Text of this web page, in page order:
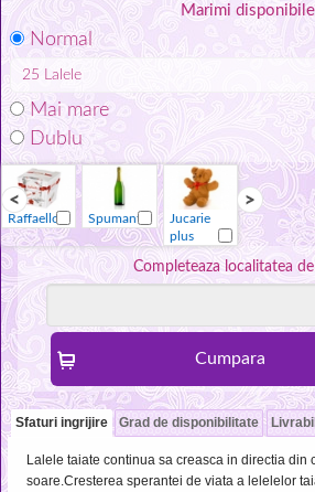
Marimi disponibile
Normal
25 Lalele
Mai mare
Dublu
Raffaello Spumant
Jucarie
plus
Vaza
Completeaza localitatea
Sfaturi ingrijire Grad de disponibilitate
Lalele taiate continua sa creasca in directia din
soare.Cresterea sperantei de viata a lelelelor